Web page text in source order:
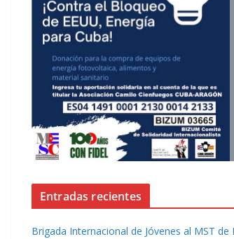
Entradas recientes
Brigada Internacional de Jóvenes al MST de